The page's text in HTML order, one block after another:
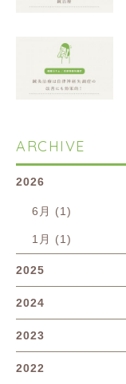
ARCHIVE
2026
6月 (1)
1月 (1)
2025
2024
2023
2022